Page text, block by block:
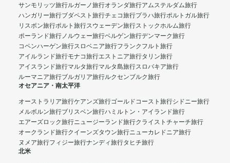
サンモリッツ旅行ルガーノ旅行オランダ旅行アムステルダム旅行
ハンガリー旅行ブダペスト旅行チェコ旅行プラハ旅行ポルトガル旅行
リスボン旅行ポルト旅行スウェーデン旅行ストックホルム旅行
ポーランド旅行ノルウェー旅行ベルゲン旅行デンマーク旅行
コペンハーゲン旅行スロベニア旅行フランクフルト旅行
アイルランド旅行モナコ旅行エストニア旅行タリン旅行
アイスランド旅行マルタ旅行マルタ島旅行スロバキア旅行
ルーマニア旅行ブルガリア旅行ルクセンブルク旅行
オセアニア・南太平洋
オーストラリア旅行ケアンズ旅行ゴールドコースト旅行シドニー旅行
メルボルン旅行ブリスベン旅行ハミルトン・アイランド旅行
エアーズロック旅行ニュージーランド旅行クライストチャーチ旅行
オークランド旅行クイーンズタウン旅行ニューカレドニア旅行
ヌメア旅行フィジー旅行ナンディ旅行タヒチ旅行
北米